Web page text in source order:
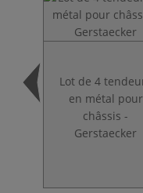
Lot de 4
en métal pour
châssis -
Gerstaecker